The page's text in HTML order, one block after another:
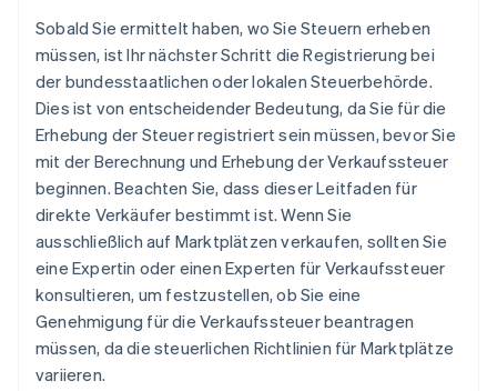
Sobald Sie ermittelt haben, wo Sie Steuern erheben
müssen, ist Ihr nächster Schritt die Registrierung bei
der bundesstaatlichen oder lokalen Steuerbehörde.
Dies ist von entscheidender Bedeutung, da Sie für die
Erhebung der Steuer registriert sein müssen, bevor Sie
mit der Berechnung und Erhebung der Verkaufssteuer
beginnen. Beachten Sie, dass dieser Leitfaden für
direkte Verkäufer bestimmt ist. Wenn Sie
ausschließlich auf Marktplätzen verkaufen, sollten Sie
eine Expertin oder einen Experten für Verkaufssteuer
konsultieren, um festzustellen, ob Sie eine
Genehmigung für die Verkaufssteuer beantragen
müssen, da die steuerlichen Richtlinien für Marktplätze
variieren.